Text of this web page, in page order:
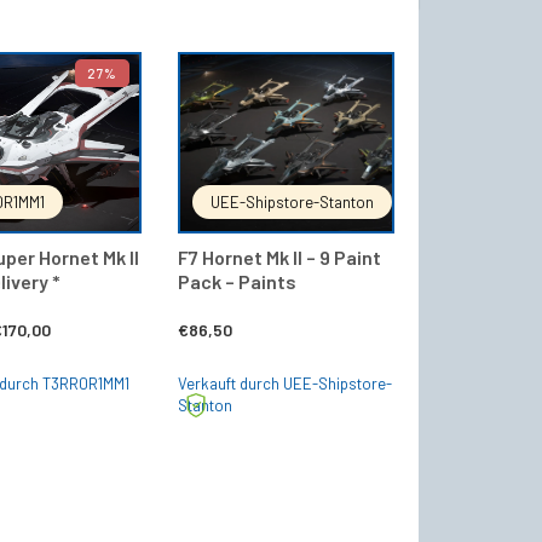
27%
Hornet Mk II
*
170,00
IN DEN WARENKORB
T3RR0R1MM1
UEE-Shipstore-Stanton
F7 Hornet Mk II – 9 Paint
Pack – Paints
€86,50
IN DEN WARENKORB
Verkauft durch UEE-Shipstore-
Stanton